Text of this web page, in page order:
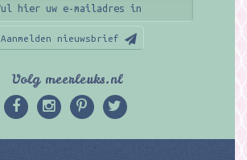
Aanmelden nieuwsbrief
Volg meerleuks.nl